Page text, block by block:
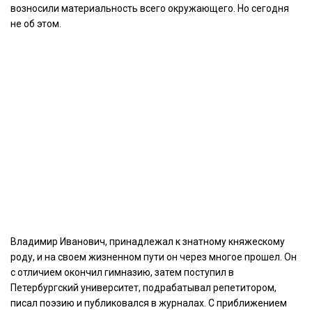
возносили материальность всего окружающего. Но сегодня
не об этом.
Владимир Иванович, принадлежал к знатному княжескому
роду, и на своем жизненном пути он через многое прошел. Он
с отличием окончил гимназию, затем поступил в
Петербургский университет, подрабатывал репетитором,
писал поэзию и публиковался в журналах. С приближением